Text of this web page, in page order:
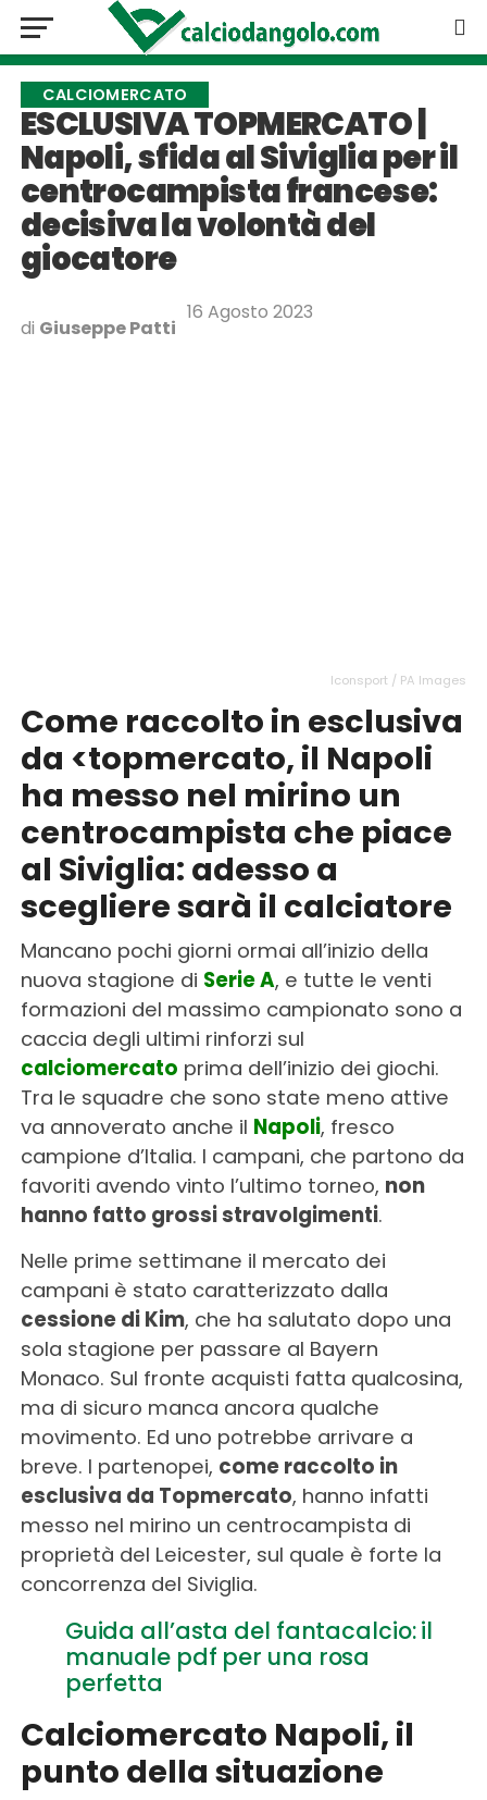
CALCIOMERCATO
ESCLUSIVA TOPMERCATO |
Napoli, sfida al Siviglia per il
centrocampista francese:
decisiva la volontà del
giocatore
di Giuseppe Patti
16 Agosto 2023
Iconsport / PA Images
Come raccolto in esclusiva
da <topmercato, il Napoli
ha messo nel mirino un
centrocampista che piace
al Siviglia: adesso a
scegliere sarà il calciatore
Mancano pochi giorni ormai all’inizio della
nuova stagione di Serie A, e tutte le venti
formazioni del massimo campionato sono a
caccia degli ultimi rinforzi sul
calciomercato prima dell’inizio dei giochi.
Tra le squadre che sono state meno attive
va annoverato anche il Napoli, fresco
campione d’Italia. I campani, che partono da
favoriti avendo vinto l’ultimo torneo, non
hanno fatto grossi stravolgimenti.
Nelle prime settimane il mercato dei
campani è stato caratterizzato dalla
cessione di Kim, che ha salutato dopo una
sola stagione per passare al Bayern
Monaco. Sul fronte acquisti fatta qualcosina,
ma di sicuro manca ancora qualche
movimento. Ed uno potrebbe arrivare a
breve. I partenopei, come raccolto in
esclusiva da Topmercato, hanno infatti
messo nel mirino un centrocampista di
proprietà del Leicester, sul quale è forte la
concorrenza del Siviglia.
Guida all’asta del fantacalcio: il
manuale pdf per una rosa
perfetta
Calciomercato Napoli, il
punto della situazione